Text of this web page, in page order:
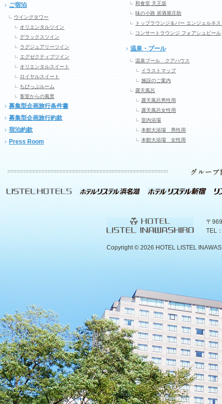
ご宿泊
ウイングタワー
オリエンタルツイン
デラックスツイン
ラグジュアリーツイン
エグゼクティブツイン
オリエンタルスイート
ロイヤルスイート
ちびっぷルーム
客室からの風景
募集型企画旅行条件書
募集型企画旅行約款
宿泊約款
Press Room
和食堂 天王坂
味の小路 居酒屋庄助
トップラウンジ＆バー エンジェルネス
コンサートラウンジ フォアシュピール
温泉・プール
温泉プール クアハウス
イラストマップ
施設のご案内
露天風呂
露天風呂男性用
露天風呂女性用
室内浴場
本館大浴場 男性用
本館大浴場 女性用
〒
TEL
Copyright © 2026 HOTEL LISTEL